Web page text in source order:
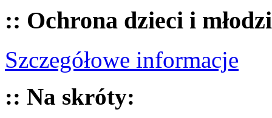
:: Ochrona dzieci i
Szczegółowe informacje
:: Na skróty: